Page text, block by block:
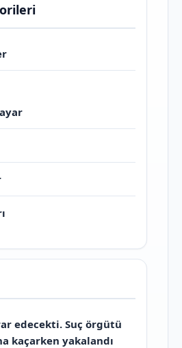
edecekti. Suç örgütü
kaçarken yakalandı